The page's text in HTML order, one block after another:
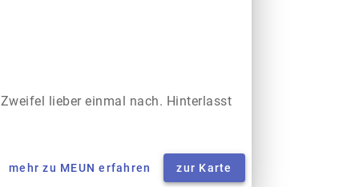
lieber einmal nach. Hinterlasst
mehr zu MEUN erfahren zur Karte